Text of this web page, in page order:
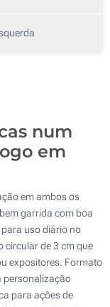
num
em
em ambos os
garrida com boa
uso diário no
circular de 3 cm que
expositores. Formato
personalização
para ações de